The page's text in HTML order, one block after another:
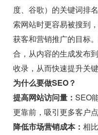
度、谷歌）的关键词排
索网站时更容易被搜到
获客和营销推广的目标
合，从内容的生成发布
收录，从而快速提升关键
为什么要做SEO？
提高网站访问量：SEO
更靠前，吸引更多客户点
降低市场营销成本：相